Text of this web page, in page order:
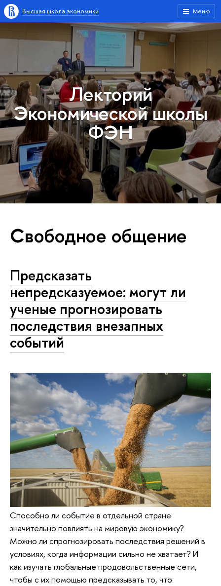
Меню
Высшая школа экономики
Лекторий
Экономической школы
ФЭН
Свободное общение
Предсказать
непредсказуемое: могут ли
ученые прогнозировать
последствия внезапных
событий
Способно ли событие в отдельной стране
значительно повлиять на мировую экономику?
Можно ли спрогнозировать последствия решений в
условиях, когда информации сильно не хватает? И
как изучать глобальные продовольственные сети,
чтобы с их помощью предсказывать то, что